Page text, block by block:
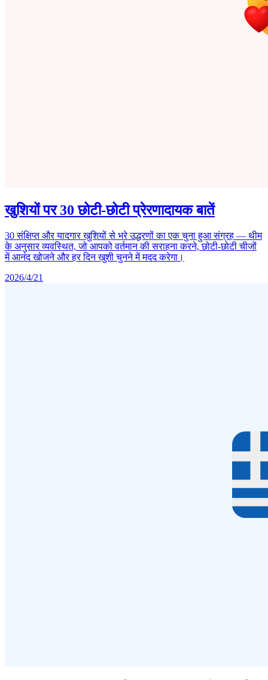
खुशियों पर 30 छोटी-छोटी प्रेरणादायक बातें
30 संक्षिप्त और यादगार खुशियों से भरे उद्धरणों का एक चुना हुआ संग्रह — थीम
के अनुसार व्यवस्थित, जो आपको वर्तमान की सराहना करने, छोटी-छोटी चीजों
में आनंद खोजने और हर दिन खुशी चुनने में मदद करेगा।
2026/4/21